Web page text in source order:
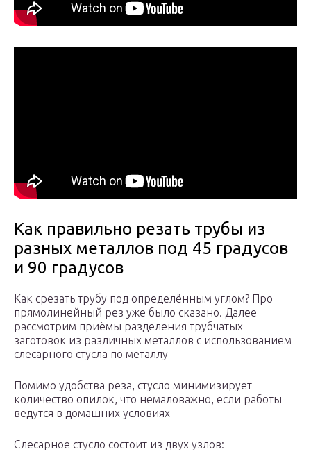
Как правильно резать трубы из
разных металлов под 45 градусов
и 90 градусов
Как срезать трубу под определённым углом? Про
прямолинейный рез уже было сказано. Далее
рассмотрим приёмы разделения трубчатых
заготовок из различных металлов с использованием
слесарного стусла по металлу
Помимо удобства реза, стусло минимизирует
количество опилок, что немаловажно, если работы
ведутся в домашних условиях
Слесарное стусло состоит из двух узлов: